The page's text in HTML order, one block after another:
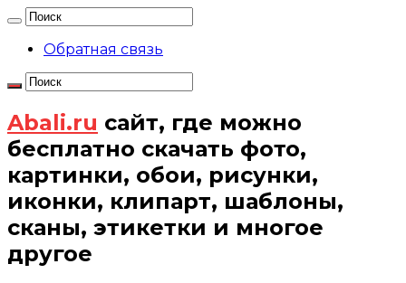
Обратная связь
Abali.ru сайт, где можно
бесплатно скачать фото,
картинки, обои, рисунки,
иконки, клипарт, шаблоны,
сканы, этикетки и многое
другое